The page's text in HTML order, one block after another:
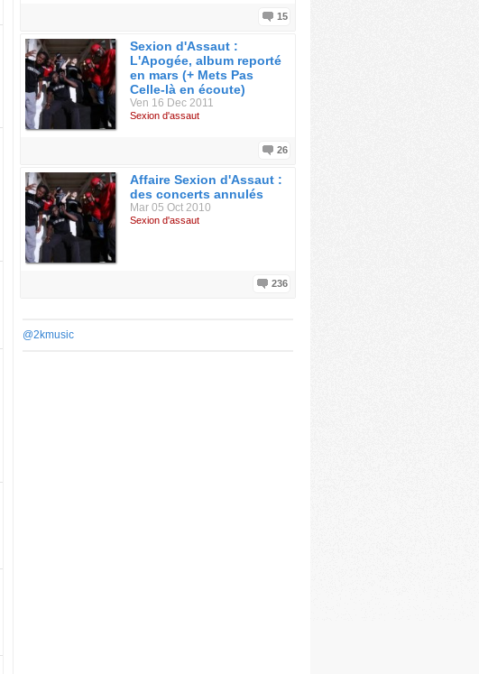
15
Sexion d'Assaut :
L'Apogée, album reporté
en mars (+ Mets Pas
Celle-là en écoute)
Ven 16 Dec 2011
Sexion d'assaut
26
Affaire Sexion d'Assaut :
des concerts annulés
Mar 05 Oct 2010
Sexion d'assaut
236
@2kmusic